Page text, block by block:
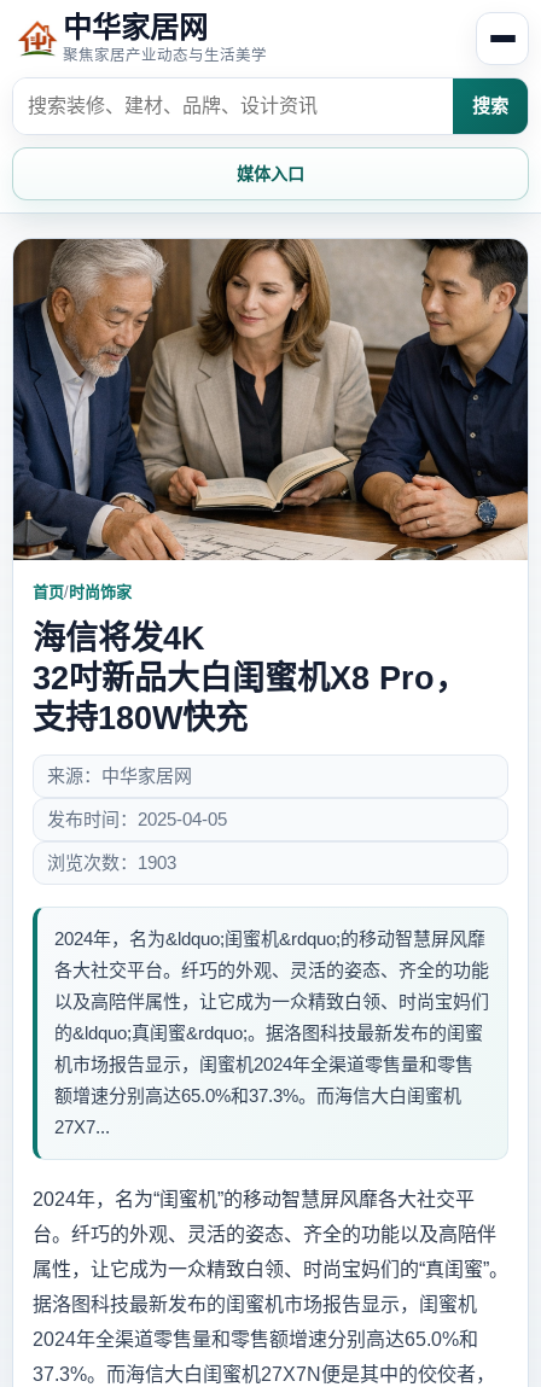
中华家居网
聚焦家居产业动态与生活美学
搜索
媒体入口
首页 家居资讯
家居风水 家居欣赏
时尚饰家 装修设计
家具知识 家居文化
家装攻略 创意家居
首页/时尚饰家
海信将发4K
32吋新品大白闺蜜机X8 Pro，
支持180W快充
来源：中华家居网
发布时间：2025-04-05
浏览次数：1903
2024年，名为&ldquo;闺蜜机&rdquo;的移动智慧屏风靡
各大社交平台。纤巧的外观、灵活的姿态、齐全的功能
以及高陪伴属性，让它成为一众精致白领、时尚宝妈们
的&ldquo;真闺蜜&rdquo;。据洛图科技最新发布的闺蜜
机市场报告显示，闺蜜机2024年全渠道零售量和零售
额增速分别高达65.0%和37.3%。而海信大白闺蜜机
27X7...
2024年，名为“闺蜜机”的移动智慧屏风靡各大社交平
台。纤巧的外观、灵活的姿态、齐全的功能以及高陪伴
属性，让它成为一众精致白领、时尚宝妈们的“真闺蜜”。
据洛图科技最新发布的闺蜜机市场报告显示，闺蜜机
2024年全渠道零售量和零售额增速分别高达65.0%和
37.3%。而海信大白闺蜜机27X7N便是其中的佼佼者，